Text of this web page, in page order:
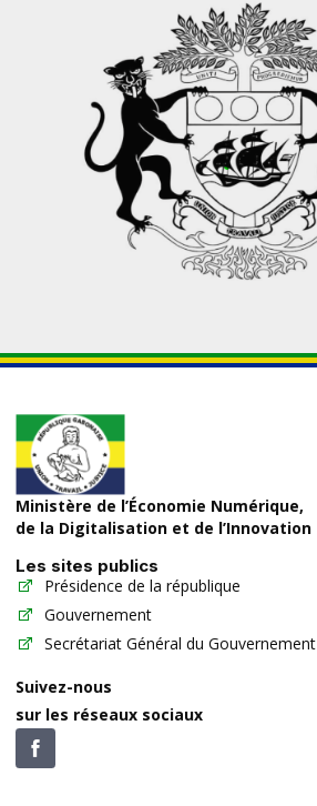
Ministère de l’Économie Numérique,
de la Digitalisation et de l’Innovation
Les sites publics
Présidence de la république
Gouvernement
Secrétariat Général du Gouvernement
Suivez-nous
sur les réseaux sociaux